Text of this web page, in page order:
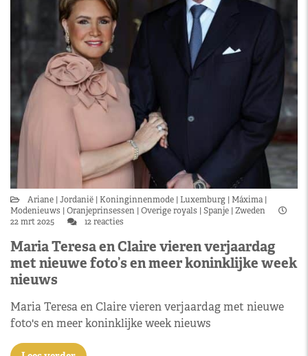
Ariane Jordanië Koninginnenmode Luxemburg Máxima
Modenieuws
Oranjeprinsessen Overige royals Spanje Zweden
22 mrt 2025
12 reacties
Maria Teresa en Claire vieren verjaardag
met nieuwe foto’s en meer koninklijke week
nieuws
Maria Teresa en Claire vieren verjaardag met nieuwe
foto's en meer koninklijke week nieuws